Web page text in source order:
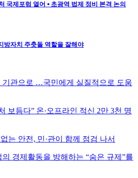
국제포럼 열어 ⦁ 초광역 법제 정비 본격 논의
방자치 주춧돌 역할을 잘해야
기관으로 …국민에게 실질적으로 도움
보듬다” 온·오프라인 적신 2만 3천 명
는 안전, 민·관이 함께 점검 나서
경제활동을 방해하는 “숨은 규제”를